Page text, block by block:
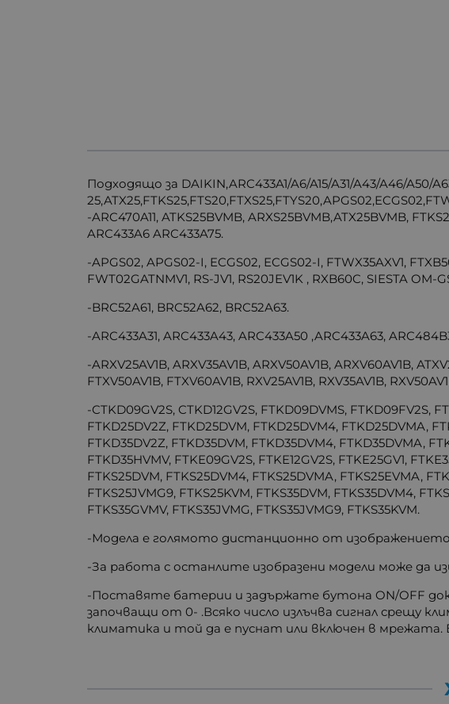
Подходящо за DAIKIN,ARC433A1/A6/A15/A31/A43/A46/A50/
-ARC470A11, ATKS25BVMB, ARXS25BVMB,ATX25BVMB,
ARC433A6 ARC433A75.
-APGS02, APGS02-I, ECGS02, ECGS02-I, FTWX35AXV1,
FWT02GATNMV1, RS-JV1, RS20JEV1K , RXB60C, SIESTA OM-
-BRC52A61, BRC52A62, BRC52A63.
-ARC433A31, ARC433A43, ARC433A50 ,ARC433A63,
-ARXV25AV1B, ARXV35AV1B, ARXV50AV1B, ARXV60AV1B,
FTXV50AV1B, FTXV60AV1B, RXV25AV1B, RXV35AV1B,
-CTKD09GV2S, CTKD12GV2S, FTKD09DVMS, FTKD09FV2S,
FTKD25DV2Z, FTKD25DVM, FTKD25DVM4, FTKD25DVMA,
FTKD35DV2Z, FTKD35DVM, FTKD35DVM4, FTKD35DVMA,
FTKD35HVMV, FTKE09GV2S, FTKE12GV2S, FTKE25GV1,
FTKS25DVM, FTKS25DVM4, FTKS25DVMA, FTKS25EVMA,
FTKS25JVMG9, FTKS25KVM, FTKS35DVM, FTKS35DVM4,
FTKS35GVMV, FTKS35JVMG, FTKS35JVMG9, FTKS35KVM.
-Модела e голямото дистанционно от
-За работа с останлите изобразени модели може да
-Поставяте батерии и задържате бутона ON/OFF
започващи от 0- .Всяко число излъчва сигнал срещу
климатика и той да е пуснат или включен в мрежата.